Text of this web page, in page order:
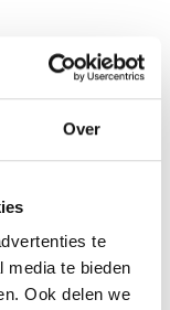
Over
te
media te bieden
Ook delen we
in één. De ML-T
extra grote
de ML-T
afgelegen